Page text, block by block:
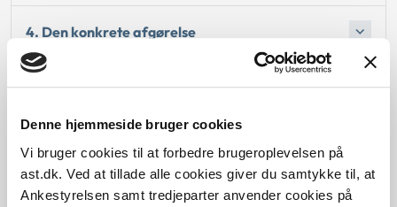
Denne hjemmeside bruger cookies
Vi bruger cookies til at forbedre brugeroplevelsen på
ast.dk. Ved at tillade alle cookies giver du samtykke til, at
Ankestyrelsen samt tredjeparter anvender cookies på
4. Den konkrete afgørelse
Begrundelsen for afgørelsen
Oplysninger i sagen